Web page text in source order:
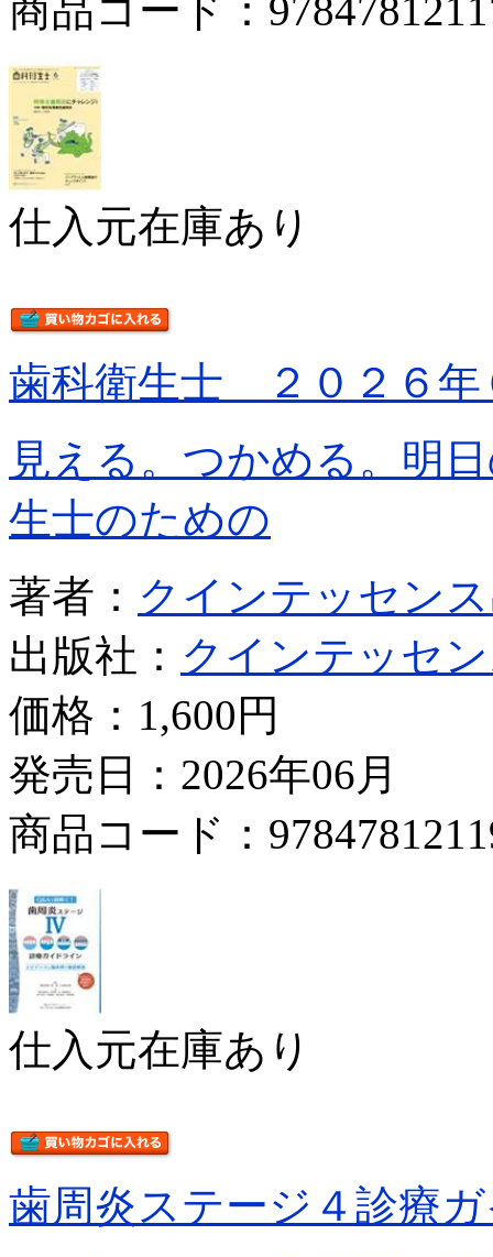
商品コード：
仕入元在庫あり
歯科衛生士 ２０２６年
見える。つかめる。明
生士のための
著者： クインテッセン
出版社： クインテッセ
価格： 1,600円
発売日：2026年06月
商品コード：
仕入元在庫あり
歯周炎ステージ４診療